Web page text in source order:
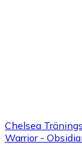
Chelsea
Warrior -